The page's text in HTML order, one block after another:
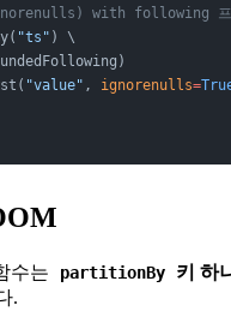
with following 프
"ts" ) \
"value" , ignorenulls=
수는 partitionBy 키 하
.